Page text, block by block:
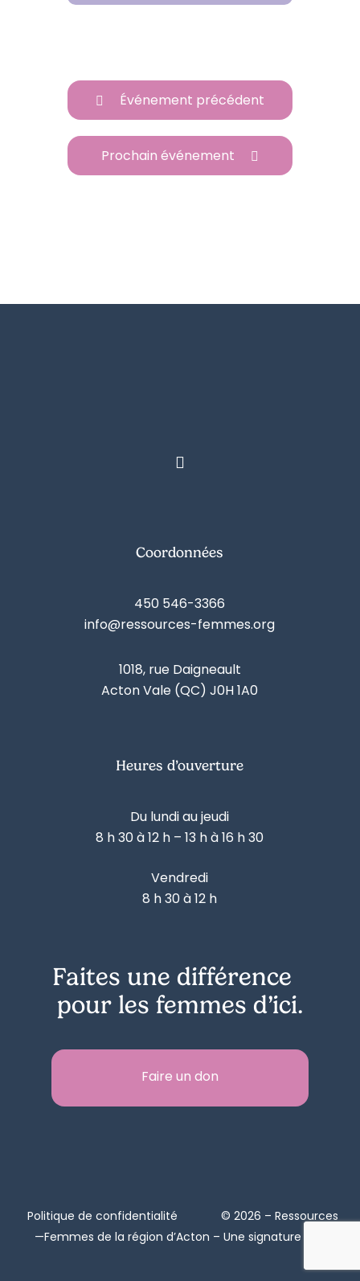
Événement précédent
Prochain événement
Coordonnées
450 546-3366
info@ressources-femmes.org
1018, rue Daigneault
Acton Vale (QC) J0H 1A0
Heures d’ouverture
Du lundi au jeudi
8 h 30 à 12 h – 13 h à 16 h 30
Vendredi
8 h 30 à 12 h
Faites une différence
pour les femmes d’ici.
Faire un don
Politique de confidentialité
© 2026 – Ressources
—Femmes de la région d’Acton – Une signature de